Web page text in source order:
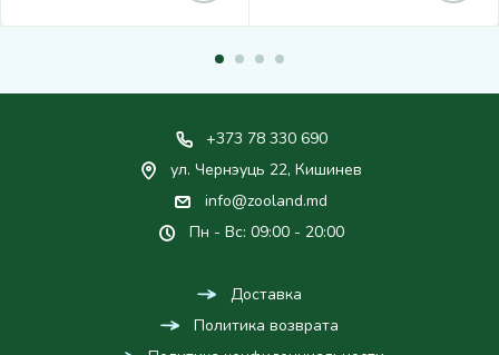
+373 78 330 690
ул. Чернэуць 22, Кишинев
info@zooland.md
Пн - Вс: 09:00 - 20:00
Доставка
Политика возврата